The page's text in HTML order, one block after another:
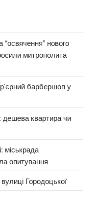
нового
митрополита
барбершоп у
дешева квартира чи
міськрада
опитування
Городоцької